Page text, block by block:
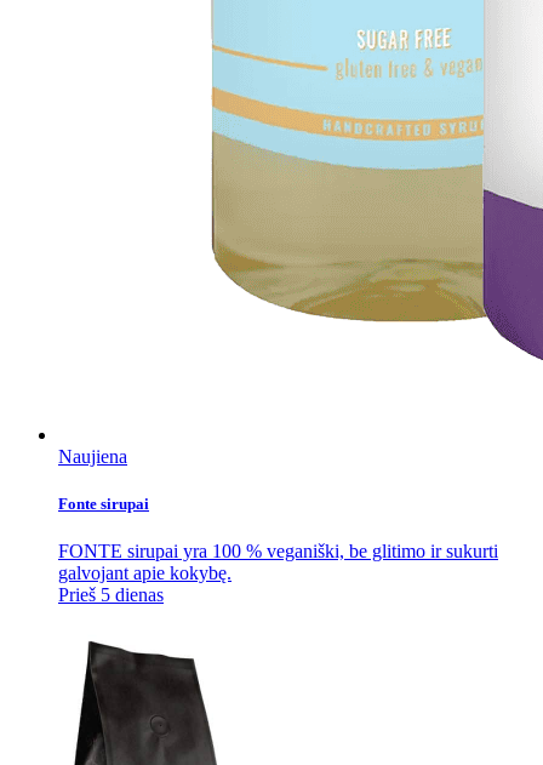
Naujiena
Fonte sirupai
FONTE sirupai yra 100 % veganiški, be glitimo ir sukurti
galvojant apie kokybę.
Prieš 5 dienas